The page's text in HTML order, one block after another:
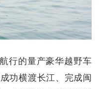
行的量产豪华越野车
功横渡长江、完成闽